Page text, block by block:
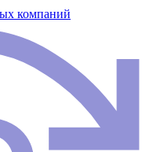
компаний